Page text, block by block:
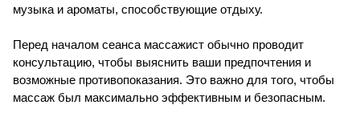
музыка и ароматы, способствующие отдыху.
Перед началом сеанса массажист обычно проводит
консультацию, чтобы выяснить ваши предпочтения и
возможные противопоказания. Это важно для того, чтобы
массаж был максимально эффективным и безопасным.